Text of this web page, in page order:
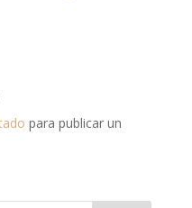
para publicar un